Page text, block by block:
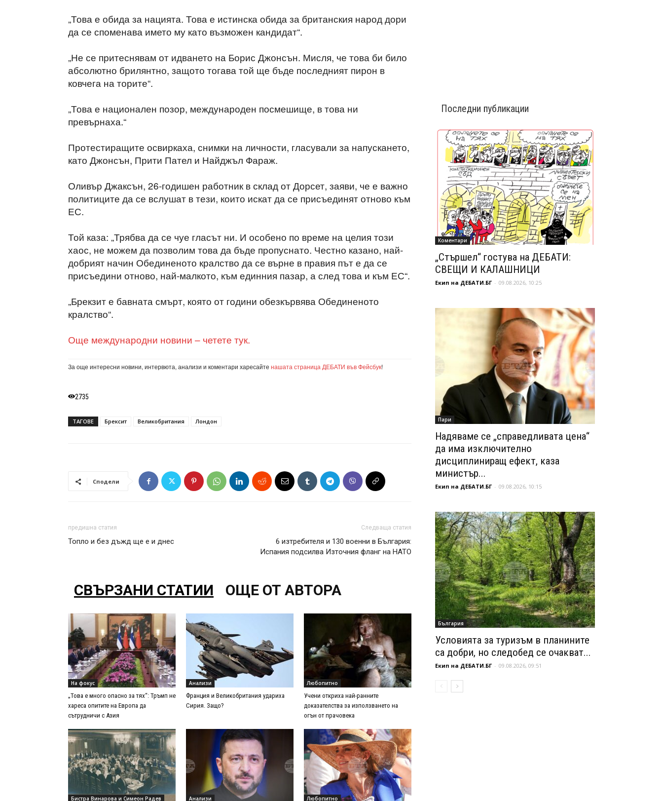
„Това е обида за нацията. Това е истинска обида за британския народ дори
да се споменава името му като възможен кандидат“.
„Не се притеснявам от идването на Борис Джонсън. Мисля, че това би било
абсолютно брилянтно, защото тогава той ще бъде последният пирон в
ковчега на торите“.
„Това е национален позор, международен посмешище, в това ни
превърнаха.“
Протестиращите освиркаха, снимки на личности, гласували за напускането,
като Джонсън, Прити Пател и Найджъл Фараж.
Оливър Джаксън, 26-годишен работник в склад от Дорсет, заяви, че е важно
политиците да се вслушат в тези, които искат да се присъединят отново към
ЕС.
Той каза: „Трябва да се чуе гласът ни. И особено по време на целия този
хаос, не можем да позволим това да бъде пропуснато. Честно казано, най-
добрият начин Обединеното кралство да се върне в правия път е да се
присъедини отново, най-малкото, към единния пазар, а след това и към ЕС“.
„Брекзит е бавната смърт, която от години обезкървява Обединеното
кралство“.
Още международни новини – четете тук.
За още интересни новини, интервюта, анализи и коментари харесайте нашата страница ДЕБАТИ във Фейсбук!
2735
ТАГОВЕ Брексит Великобритания Лондон
Сподели
предишна статия
Топло и без дъжд ще е и днес
Следваща статия
6 изтребителя и 130 военни в България:
Испания подсилва Източния фланг на НАТО
СВЪРЗАНИ СТАТИИ ОЩЕ ОТ АВТОРА
На фокус
„Това е много опасно за тях“: Тръмп не
хареса опитите на Европа да
сътрудничи с Азия
Анализи
Франция и Великобритания удариха
Сирия. Защо?
Любопитно
Учени откриха най-ранните
доказателства за използването на
огън от прачовека
Бистра Винарова и Симеон Радев Анализи Любопитно
Последни публикации
Коментари
„Стършел“ гостува на ДЕБАТИ:
СВЕЩИ И КАЛАШНИЦИ
Екип на ДЕБАТИ.БГ - 09.08.2026, 10:25
Пари
Надяваме се „справедливата цена“
да има изключително
дисциплиниращ ефект, каза
министър...
Екип на ДЕБАТИ.БГ - 09.08.2026, 10:15
България
Условията за туризъм в планините
са добри, но следобед се очакват...
Екип на ДЕБАТИ.БГ - 09.08.2026, 09:51